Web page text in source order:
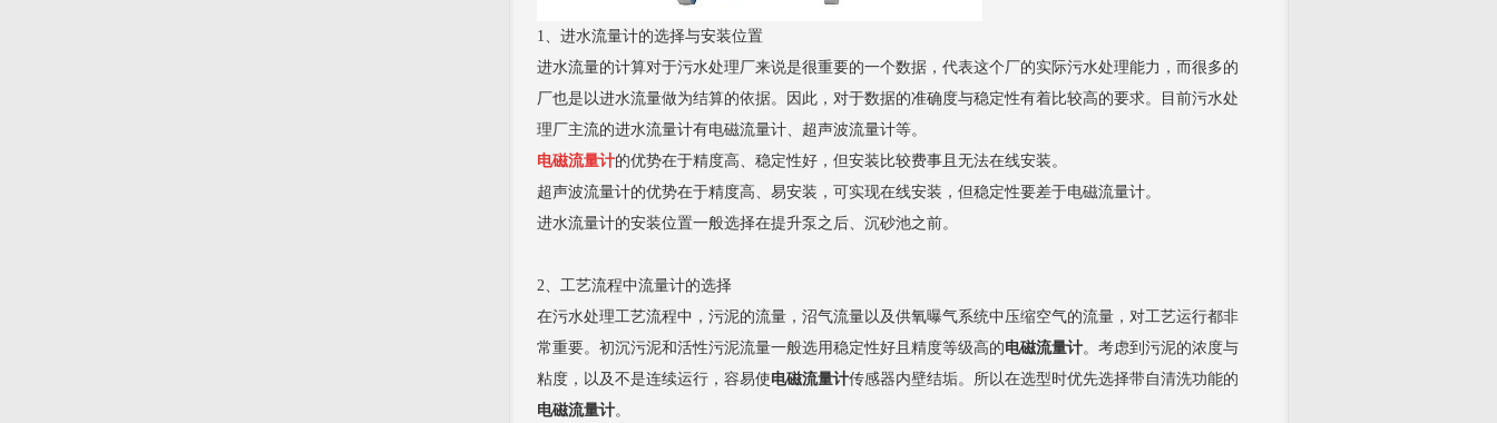
1、进水流量计的选择与安装位置
进水流量的计算对于污水处理厂来说是很重要的一个数据，代表这个厂的实际污水处理能力，而很多的
厂也是以进水流量做为结算的依据。因此，对于数据的准确度与稳定性有着比较高的要求。目前污水处
理厂主流的进水流量计有电磁流量计、超声波流量计等。
电磁流量计的优势在于精度高、稳定性好，但安装比较费事且无法在线安装。
超声波流量计的优势在于精度高、易安装，可实现在线安装，但稳定性要差于电磁流量计。
进水流量计的安装位置一般选择在提升泵之后、沉砂池之前。
2、工艺流程中流量计的选择
在污水处理工艺流程中，污泥的流量，沼气流量以及供氧曝气系统中压缩空气的流量，对工艺运行都非
常重要。初沉污泥和活性污泥流量一般选用稳定性好且精度等级高的电磁流量计。考虑到污泥的浓度与
粘度，以及不是连续运行，容易使电磁流量计传感器内壁结垢。所以在选型时优先选择带自清洗功能的
电磁流量计。